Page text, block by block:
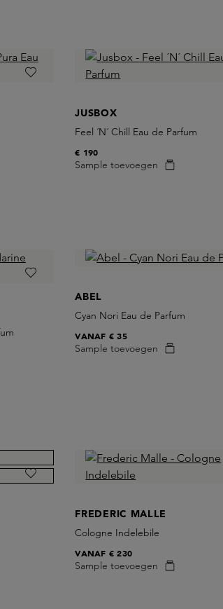
JUSBOX
Feel ´N´ Chill Eau de Parfum
Sample toevoegen
€ 190
ABEL
Cyan Nori Eau de Parfum
Sample toevoegen
VANAF € 35
FREDERIC MALLE
Cologne Indelebile
Sample toevoegen
VANAF € 230